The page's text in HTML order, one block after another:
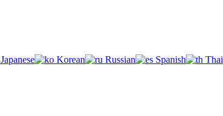
Japanese Korean Russian Spanish Thai